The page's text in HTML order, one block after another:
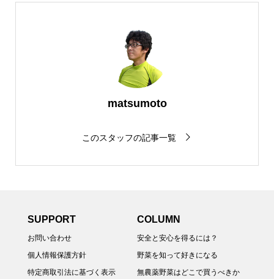
matsumoto
このスタッフの記事一覧
SUPPORT
お問い合わせ
個人情報保護方針
特定商取引法に基づく表示
COLUMN
安全と安心を得るには？
野菜を知って好きになる
無農薬野菜はどこで買うべきか